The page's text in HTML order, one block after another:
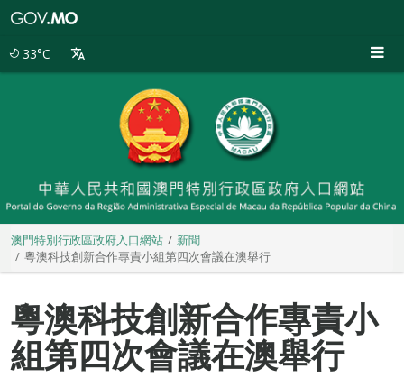
33°C
澳門特別行政區政府入口網站
新聞
粵澳科技創新合作專責小組第四次會議在澳舉行
粵澳科技創新合作專責小
組第四次會議在澳舉行